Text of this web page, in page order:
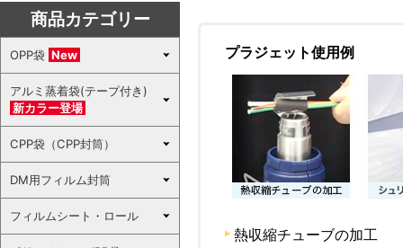
プラジェット使用例
熱収縮チューブの加工
商品カテゴリー
OPP袋 New
アルミ蒸着袋(テープ付き)
新カラー登場
CPP袋（CPP封筒）
DM用フィルム封筒
フィルムシート・ロール